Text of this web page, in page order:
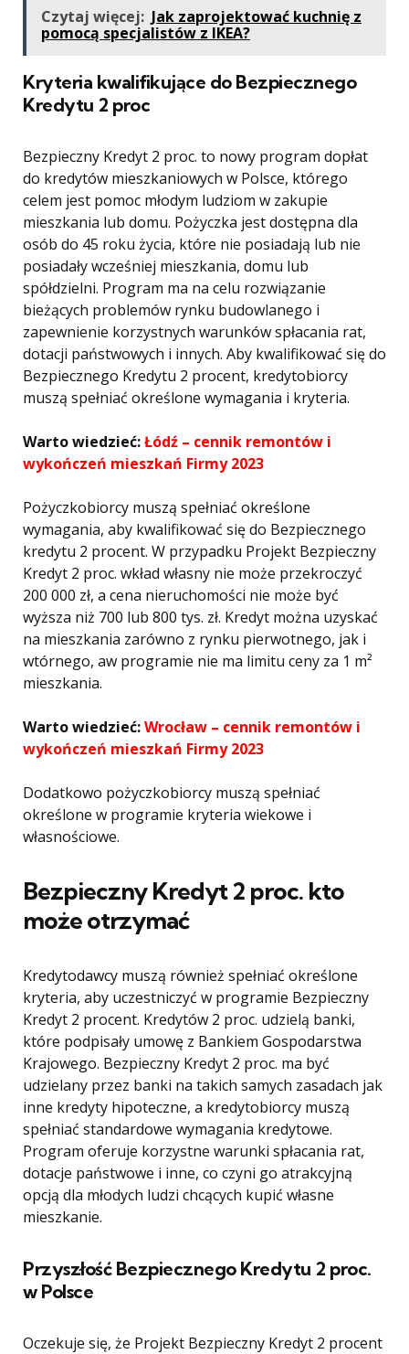
Czytaj więcej: Jak zaprojektować kuchnię z
pomocą specjalistów z IKEA?
Kryteria kwalifikujące do Bezpiecznego
Kredytu 2 proc
Bezpieczny Kredyt 2 proc. to nowy program dopłat
do kredytów mieszkaniowych w Polsce, którego
celem jest pomoc młodym ludziom w zakupie
mieszkania lub domu. Pożyczka jest dostępna dla
osób do 45 roku życia, które nie posiadają lub nie
posiadały wcześniej mieszkania, domu lub
spółdzielni. Program ma na celu rozwiązanie
bieżących problemów rynku budowlanego i
zapewnienie korzystnych warunków spłacania rat,
dotacji państwowych i innych. Aby kwalifikować się do
Bezpiecznego Kredytu 2 procent, kredytobiorcy
muszą spełniać określone wymagania i kryteria.
Warto wiedzieć:Łódź – cennik remontów i
wykończeń mieszkań Firmy 2023
Pożyczkobiorcy muszą spełniać określone
wymagania, aby kwalifikować się do Bezpiecznego
kredytu 2 procent. W przypadku Projekt Bezpieczny
Kredyt 2 proc. wkład własny nie może przekroczyć
200 000 zł, a cena nieruchomości nie może być
wyższa niż 700 lub 800 tys. zł. Kredyt można uzyskać
na mieszkania zarówno z rynku pierwotnego, jak i
wtórnego, aw programie nie ma limitu ceny za 1 m²
mieszkania.
Warto wiedzieć:Wrocław – cennik remontów i
wykończeń mieszkań Firmy 2023
Dodatkowo pożyczkobiorcy muszą spełniać
określone w programie kryteria wiekowe i
własnościowe.
Bezpieczny Kredyt 2 proc. kto
może otrzymać
Kredytodawcy muszą również spełniać określone
kryteria, aby uczestniczyć w programie Bezpieczny
Kredyt 2 procent. Kredytów 2 proc. udzielą banki,
które podpisały umowę z Bankiem Gospodarstwa
Krajowego. Bezpieczny Kredyt 2 proc. ma być
udzielany przez banki na takich samych zasadach jak
inne kredyty hipoteczne, a kredytobiorcy muszą
spełniać standardowe wymagania kredytowe.
Program oferuje korzystne warunki spłacania rat,
dotacje państwowe i inne, co czyni go atrakcyjną
opcją dla młodych ludzi chcących kupić własne
mieszkanie.
Przyszłość Bezpiecznego Kredytu 2 proc.
w Polsce
Oczekuje się, że Projekt Bezpieczny Kredyt 2 procent